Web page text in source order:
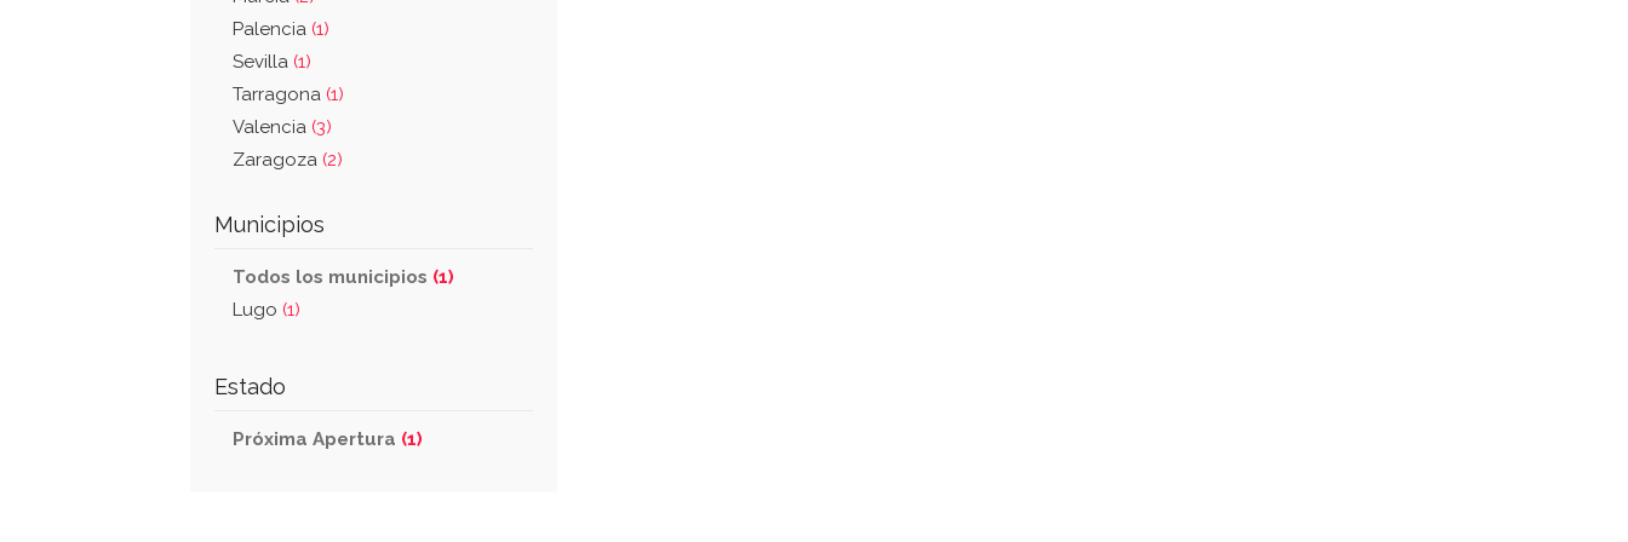
Palencia (1)
Sevilla (1)
Tarragona (1)
Valencia (3)
Zaragoza (2)
Municipios
Todos los municipios (1)
Lugo (1)
Estado
Próxima Apertura (1)